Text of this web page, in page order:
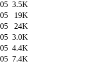
3.5K
19K
24K
3.0K
4.4K
7.4K